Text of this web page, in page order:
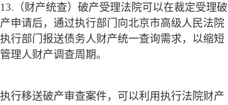
13. （财产统查）破产受理法院可以在裁定受理破
产申请后，通过执行部门向北京市高级人民法院
执行部门报送债务人财产统一查询需求，以缩短
管理人财产调查周期。
执行移送破产审查案件，可以利用执行法院财产